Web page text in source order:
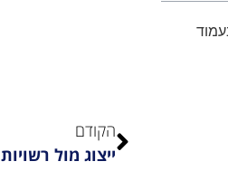
הקודם
ייצוג מול